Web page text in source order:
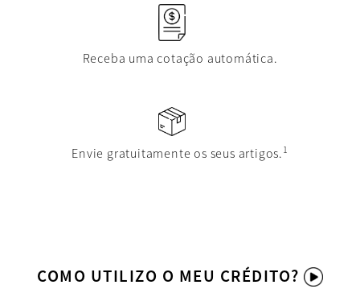
Receba uma cotação automática.
Envie gratuitamente os seus artigos. 1
COMO UTILIZO O MEU CRÉDITO?